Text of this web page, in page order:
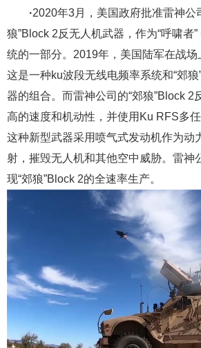
·2020年3月，美国政府批准雷神公
狼”Block 2反无人机武器，作为“呼啸者
统的一部分。2019年，美国陆军在战场
这是一种ku波段无线电频率系统和“郊
器的组合。而雷神公司的“郊狼”Block 2
高的速度和机动性，并使用Ku RFS多任
这种新型武器采用喷气式发动机作为动
射，摧毁无人机和其他空中威胁。雷神
现“郊狼”Block 2的全速率生产。